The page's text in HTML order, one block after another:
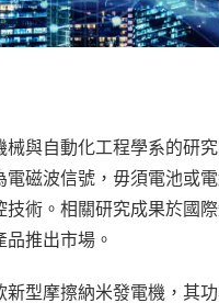
與自動化工程學系的研
磁波信號，毋須電池或
術。相關研究成果於國
推出市場。
型摩擦納米發電機，其